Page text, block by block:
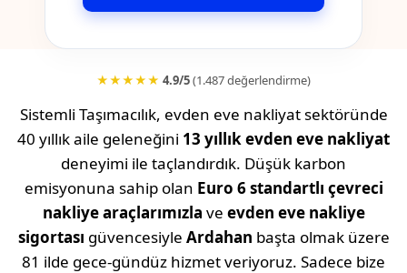
★★★★★ 4.9/5(1.487 değerlendirme)
Sistemli Taşımacılık, evden eve nakliyat sektöründe
40 yıllık aile geleneğini 13 yıllık evden eve nakliyat
deneyimi ile taçlandırdık. Düşük karbon
emisyonuna sahip olan Euro 6 standartlı çevreci
nakliye araçlarımızla ve evden eve nakliye
sigortası güvencesiyle Ardahan başta olmak üzere
81 ilde gece-gündüz hizmet veriyoruz. Sadece bize